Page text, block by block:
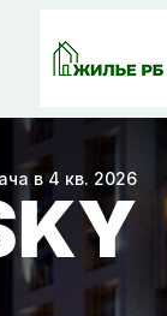
в 4 кв. 2026